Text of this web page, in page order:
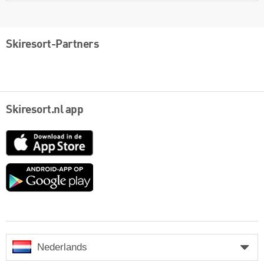
Skiresort-Partners
Skiresort.nl app
Nederlands